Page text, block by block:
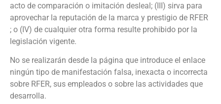
acto de comparación o imitación desleal; (III) sirva para
aprovechar la reputación de la marca y prestigio de RFER
; o (IV) de cualquier otra forma resulte prohibido por la
legislación vigente.
No se realizarán desde la página que introduce el enlace
ningún tipo de manifestación falsa, inexacta o incorrecta
sobre RFER, sus empleados o sobre las actividades que
desarrolla.